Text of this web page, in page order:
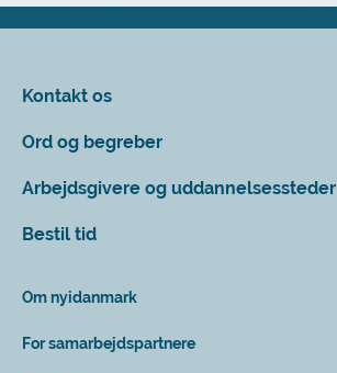
Kontakt os
Ord og begreber
Arbejdsgivere og uddannelsessteder
Bestil tid
Om nyidanmark
For samarbejdspartnere